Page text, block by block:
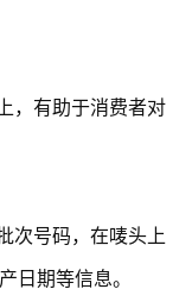
，有助于消费者对
次号码，在唛头上
日期等信息。